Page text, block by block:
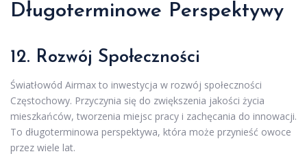
Długoterminowe Perspektywy
12. Rozwój Społeczności
Światłowód Airmax to inwestycja w rozwój społeczności
Częstochowy. Przyczynia się do zwiększenia jakości życia
mieszkańców, tworzenia miejsc pracy i zachęcania do innowacji.
To długoterminowa perspektywa, która może przynieść owoce
przez wiele lat.